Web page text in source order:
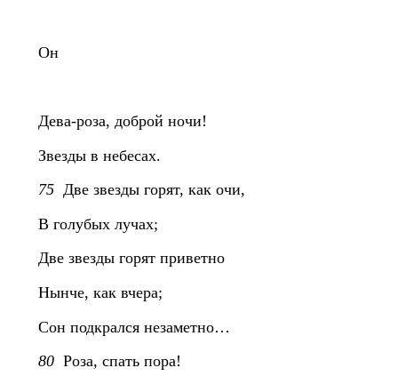
Он
Дева-роза, доброй ночи!
Звезды в небесах.
75Две звезды горят, как очи,
В голубых лучах;
Две звезды горят приветно
Нынче, как вчера;
Сон подкрался незаметно…
80Роза, спать пора!